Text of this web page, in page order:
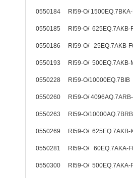
0550184 RI59-O/
0550185 RI59-O/
0550186 RI59-O/ 25EQ.7AKB-
0550193 RI59-O/ 500EQ.7AKB-
0550228 RI59-O/10000EQ.7BIB
0550260 RI59-O/
0550263 RI59-O/
0550269 RI59-O/ 625EQ.7AKB-
0550281 RI59-O/ 60EQ.7AKA-
0550300 RI59-O/ 500EQ.7AKA-